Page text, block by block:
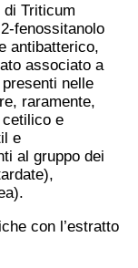
Triticum
fenossitanolo
antibatterico,
associato a
nelle
raramente,
cetilico e
e
al gruppo dei
con l’estratto